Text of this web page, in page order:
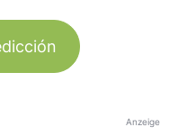
Anzeige